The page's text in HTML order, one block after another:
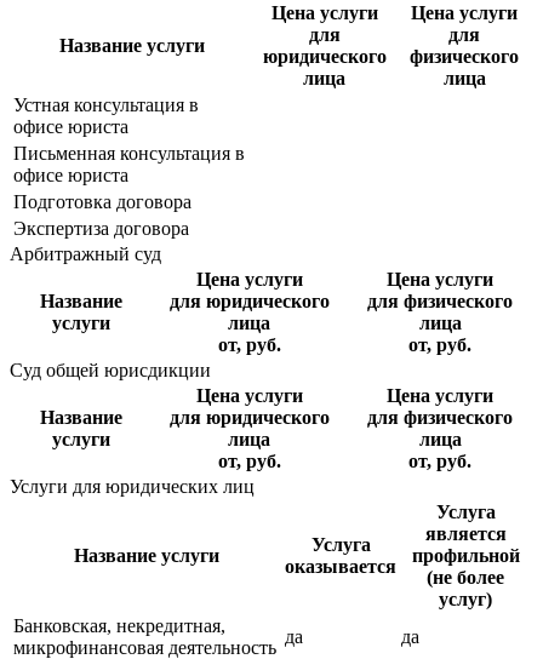
Название услуги
Цена услуги
для
юридического
лица
Цена услуги
для
физического
лица
Устная консультация в
офисе юриста
Письменная консультация в
офисе юриста
Подготовка договора
Экспертиза договора
Арбитражный суд
Название
услуги
Цена услуги
для юридического
лица
от, руб.
Цена услуги
для физического
лица
от, руб.
Суд общей юрисдикции
Название
услуги
Цена услуги
для юридического
лица
от, руб.
Цена услуги
для физического
лица
от, руб.
Услуги для юридических лиц
Название услуги
Услуга
оказывается
Услуга
является
профильной
(не более
услуг)
Банковская, некредитная,
микрофинансовая деятельность
да да